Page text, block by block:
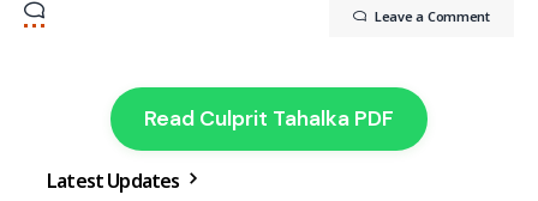
Leave a Comment
Read Culprit Tahalka PDF
Latest Updates